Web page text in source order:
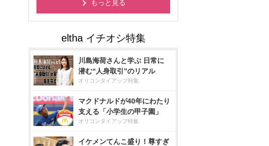
もっと見る
川島海荷さんと学ぶ 日常に
潜む“人身取引”のリアル
オリコンタイアップ特集
マクドナルドが40年にわたり
支える「小学生の甲子園」
オリコンタイアップ特集
イケメンてんこ盛り！尊すぎ